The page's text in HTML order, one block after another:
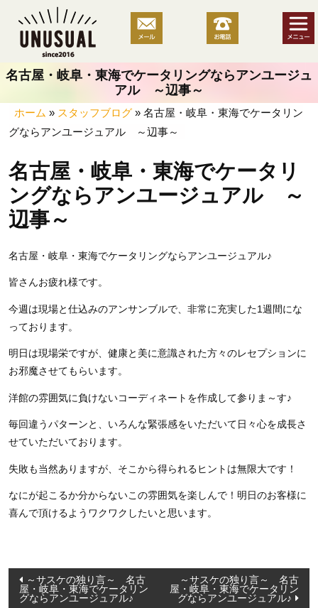
ツ名古屋・岐阜・東海でケータリングならアンユージュ
アル ～辺事～
ホーム » スタッフブログ » 名古屋・岐阜・東海でケータリン
グならアンユージュアル ～辺事～
名古屋・岐阜・東海でケータリ
ングならアンユージュアル ～
辺事～
名古屋・岐阜・東海でケータリングならアンユージュアル♪
皆さんお疲れ様です。
今週は現場と仕込みのアンサンブルで、非常に充実した1週間にな
っております。
明日は現場栄ですが、健康と美に意識された方々のレセプションに
お邪魔させてもらいます。
洋館の雰囲気に負けないコーディネートを作成して参りま～す♪
毎回違うパターンと、いろんな緊張感をいただいて日々心を成長さ
せていただいております。
失敗も当然ありますが、そこから得られるヒントは無限大です！
なにが起こるか分からないこの雰囲気を楽しんで！明日のお客様に
喜んで頂けるようワクワクしたいと思います。
投
稿
～サスケの独り言～ 名古
屋・岐阜・東海でケータリン
グならアンユージュアル♪
～サスケの独り言～ 名古
屋・岐阜・東海でケータリン
グならアンユージュアル♪